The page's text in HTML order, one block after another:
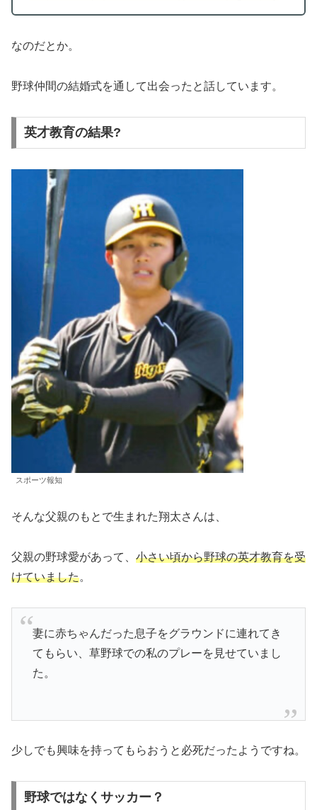
なのだとか。
野球仲間の結婚式を通して出会ったと話しています。
英才教育の結果?
スポーツ報知
そんな父親のもとで生まれた翔太さんは、
父親の野球愛があって、 小さい頃から野球の英才教育を受
けていました。
妻に赤ちゃんだった息子をグラウンドに連れてき
てもらい、草野球での私のプレーを見せていまし
た。
少しでも興味を持ってもらおうと必死だったようですね。
野球ではなくサッカー？